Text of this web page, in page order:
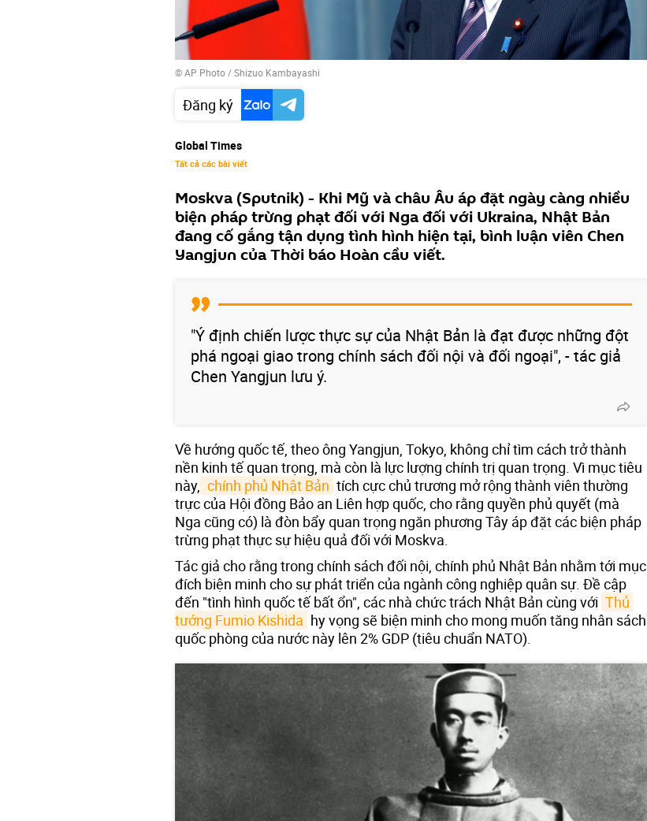
© AP Photo / Shizuo Kambayashi
Đăng ký
Global Times
Tất cả các bài viết
Moskva (Sputnik) - Khi Mỹ và châu Âu áp đặt ngày càng nhiều
biện pháp trừng phạt đối với Nga đối với Ukraina, Nhật Bản
đang cố gắng tận dụng tình hình hiện tại, bình luận viên Chen
Yangjun của Thời báo Hoàn cầu viết.
"Ý định chiến lược thực sự của Nhật Bản là đạt được những đột
phá ngoại giao trong chính sách đối nội và đối ngoại", - tác giả
Chen Yangjun lưu ý.
Về hướng quốc tế, theo ông Yangjun, Tokyo, không chỉ tìm cách trở thành
nền kinh tế quan trọng, mà còn là lực lượng chính trị quan trọng. Vì mục tiêu
này, chính phủ Nhật Bản tích cực chủ trương mở rộng thành viên thường
trực của Hội đồng Bảo an Liên hợp quốc, cho rằng quyền phủ quyết (mà
Nga cũng có) là đòn bẩy quan trọng ngăn phương Tây áp đặt các biện pháp
trừng phạt thực sự hiệu quả đối với Moskva.
Tác giả cho rằng trong chính sách đối nội, chính phủ Nhật Bản nhằm tới mục
đích biện minh cho sự phát triển của ngành công nghiệp quân sự. Đề cập
đến "tình hình quốc tế bất ổn", các nhà chức trách Nhật Bản cùng với Thủ
tướng Fumio Kishida hy vọng sẽ biện minh cho mong muốn tăng nhân sách
quốc phòng của nước này lên 2% GDP (tiêu chuẩn NATO).